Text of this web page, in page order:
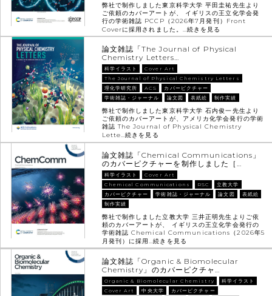
弊社で制作しました東京科学大学 平田圭祐先生より
ご依頼のカバーアートが、 イギリスの王立化学会発
行の学術雑誌 PCCP（2026年7月発刊）Front
Coverに採用されました。…続きを見る
論文雑誌「The Journal of Physical
Chemistry Letters…
科学イラスト
Cover Art
The Journal of Physical Chemistry Letters
理化学研究所
ACS
カバーピクチャー
学術雑誌・ジャーナル
論文図 表紙絵 制作実績
弊社で制作しました東京科学大学 石内俊一先生より
ご依頼のカバーアートが、アメリカ化学会発行の学術
雑誌 The Journal of Physical Chemistry
Lette…続きを見る
論文雑誌「Chemical Communications」
のカバーピクチャーを制作しました［…
科学イラスト
Cover Art
Chemical Communications
RSC
立教大学
カバーピクチャー
学術雑誌・ジャーナル 論文図
表紙絵
制作実績
弊社で制作しました立教大学 三井正明先生よりご依
頼のカバーアートが、 イギリスの王立化学会発行の
学術雑誌 Chemical Communications（2026年5
月発刊）に採用…続きを見る
論文雑誌「Organic & Biomolecular
Chemistry」のカバーピクチャ…
Organic & Biomolecular Chemistry
科学イラスト
Cover Art
中央大学
カバーピクチャー